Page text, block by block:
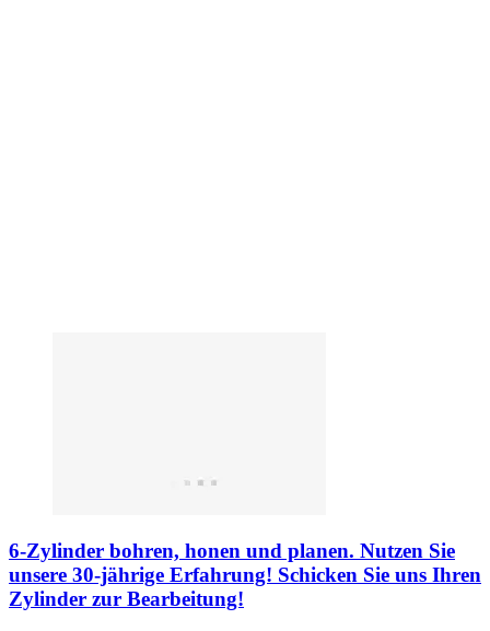
6-Zylinder bohren, honen und planen. Nutzen Sie
unsere 30-jährige Erfahrung! Schicken Sie uns Ihren
Zylinder zur Bearbeitung!